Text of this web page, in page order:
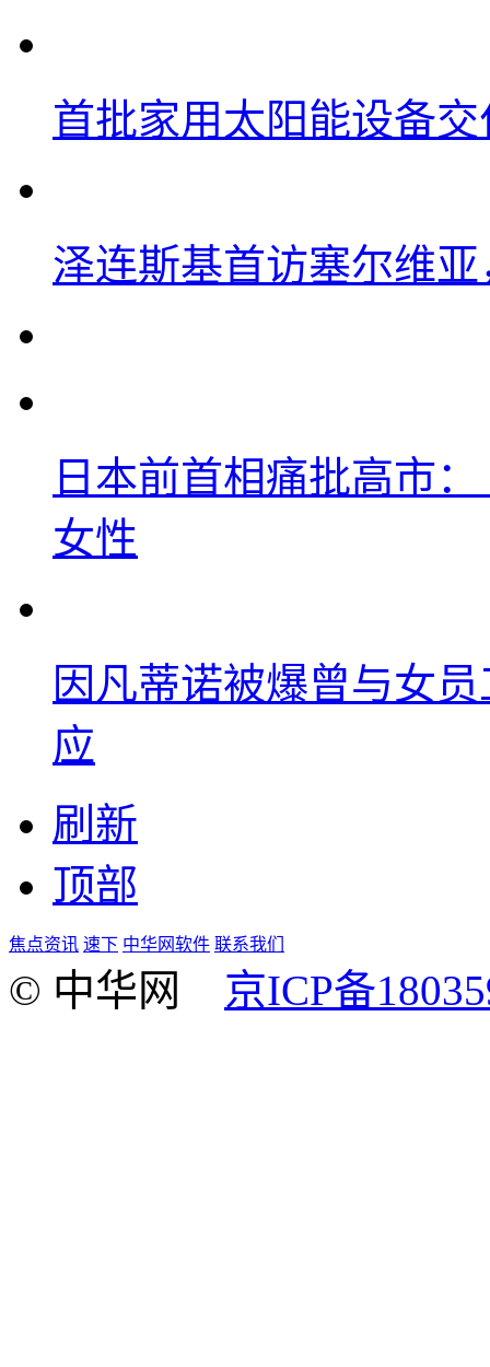
首批家用太阳能设备
泽连斯基首访塞尔维
日本前首相痛批高市
女性
因凡蒂诺被爆曾与女
应
刷新
顶部
焦点资讯 速下 中华网软件 联系我们
© 中华网 京ICP备